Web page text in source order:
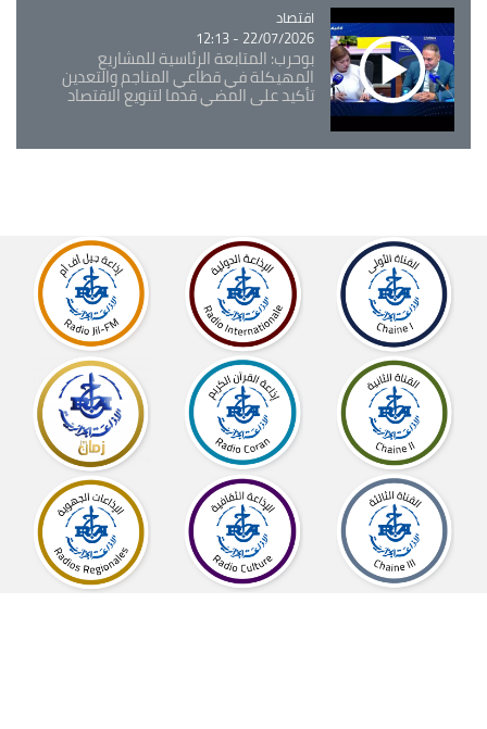
Catégorie
اقتصاد
22/07/2026 - 12:13
بوحرب: المتابعة الرئاسية للمشاريع
المهيكلة في قطاعي المناجم والتعدين
تأكيد على المضي قدما لتنويع الاقتصاد